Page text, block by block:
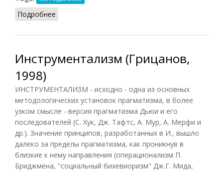
Подробнее
Инструментализм (Грицанов,
1998)
ИНСТРУМЕНТАЛИЗМ - исходно - одна из основных
методологических установок прагматизма, в более
узком смысле - версия прагматизма Дьюи и его
последователей (С. Хук, Дж. Тафтс, А. Мур, А. Мерфи и
др.). Значение принципов, разработанных в И., вышло
далеко за пределы прагматизма, как проникнув в
близкие к нему направления (операционализм П.
Бриджмена, "социальный бихевиоризм" Дж.Г. Мида,